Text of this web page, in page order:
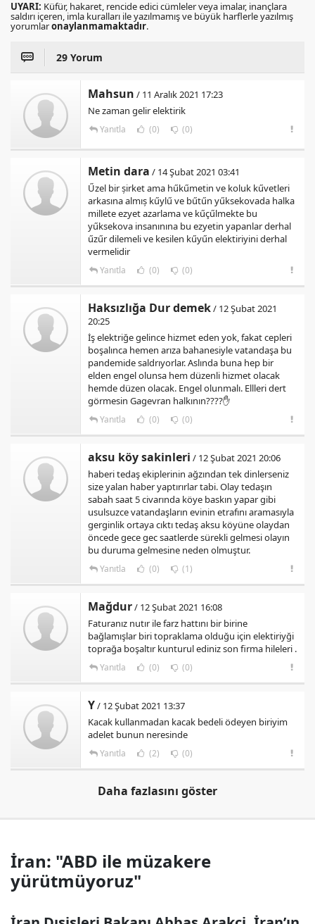
UYARI: Küfür, hakaret, rencide edici cümleler veya imalar, inançlara
saldırı içeren, imla kuralları ile yazılmamış ve büyük harflerle yazılmış
yorumlaronaylanmamaktadır.
29 Yorum
Mahsun / 11 Aralık 2021 17:23
Ne zaman gelir elektirik
Yanıtla (0) (0)
Metin dara / 14 Şubat 2021 03:41
Űzel bir șirket ama hűkűmetin ve koluk kűvetleri
arkasına almıș kűylű ve bűtűn yűksekovada halka
millete ezyet azarlama ve kűçűlmekte bu
yűksekova insanınına bu ezyetin yapanlar derhal
űzűr dilemeli ve kesilen kűyűn elektiriyini derhal
vermelidir
Yanıtla (0) (0)
Haksızlığa Dur demek/ 12 Şubat 2021
20:25
İş elektriğe gelince hizmet eden yok, fakat cepleri
boşalınca hemen arıza bahanesiyle vatandaşa bu
pandemide saldrıyorlar. Aslında buna hep bir
elden engel olunsa hem düzenli hizmet olacak
hemde düzen olacak. Engel olunmalı. Ellleri dert
görmesin Gagevran halkının????✋
Yanıtla (0) (0)
aksu köy sakinleri / 12 Şubat 2021 20:06
haberi tedaş ekiplerinin ağzından tek dinlerseniz
size yalan haber yaptırırlar tabi. Olay tedaşın
sabah saat 5 civarında köye baskın yapar gibi
usulsuzce vatandaşların evinin etrafını aramasıyla
gerginlik ortaya cıktı tedaş aksu köyüne olaydan
öncede gece gec saatlerde sürekli gelmesi olayın
bu duruma gelmesine neden olmuştur.
Yanıtla (0) (1)
Mağdur/ 12 Şubat 2021 16:08
Faturanız nutır ile farz hattını bir birine
bağlamışlar biri topraklama olduğu için elektiriyği
toprağa boşaltır kunturul ediniz son firma hileleri .
Yanıtla (0) (0)
Y/ 12 Şubat 2021 13:37
Kacak kullanmadan kacak bedeli ödeyen biriyim
adelet bunun neresinde
Yanıtla (2) (0)
Daha fazlasını göster
İran: "ABD ile müzakere
yürütmüyoruz"